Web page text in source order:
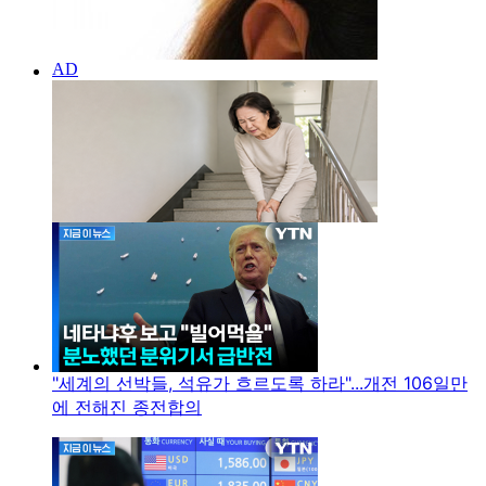
"세계의 선박들, 석유가 흐르도록 하라"...개전 106일만
에 전해진 종전합의